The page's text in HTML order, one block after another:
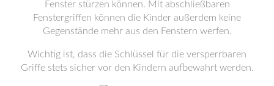
Fenster stürzen können. Mit abschließbaren
Fenstergriffen können die Kinder außerdem keine
Gegenstände mehr aus den Fenstern werfen.
Wichtig ist, dass die Schlüssel für die versperrbaren
Griffe stets sicher vor den Kindern aufbewahrt werden.